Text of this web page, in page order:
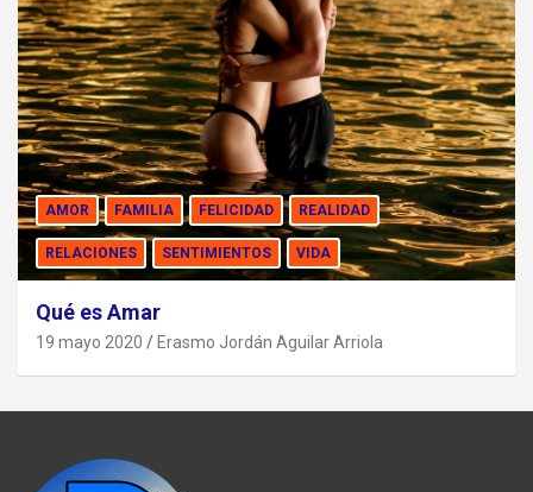
AMOR FAMILIA FELICIDAD REALIDAD
RELACIONES SENTIMIENTOS VIDA
Qué es Amar
19 mayo 2020 Erasmo Jordán Aguilar Arriola